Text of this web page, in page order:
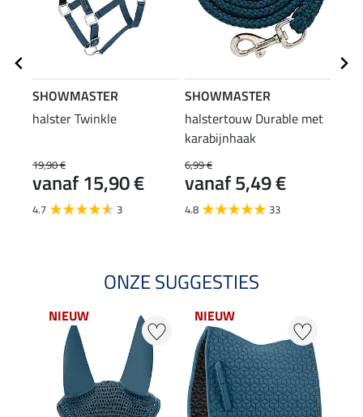
SHOWMASTER
halster Twinkle
19,90 €
vanaf 15,90 €
4.7 3
SHOWMASTER
halstertouw Durable met
karabijnhaak
6,99 €
vanaf 5,49 €
4.8 33
ONZE SUGGESTIES
NIEUW NIEUW